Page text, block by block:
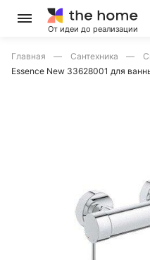
От идеи до реализации
Главная Сантехника
Essence New 33628001 для